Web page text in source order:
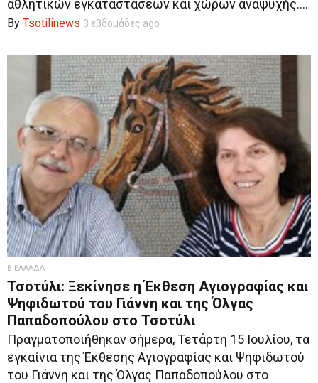
αθλητικών εγκαταστάσεων και χώρων αναψυχής....
By Tsotilinews 3 εβδομάδες ago
Β.ΕΛΛΑΔΑ
Τσοτύλι: Ξεκίνησε η Έκθεση Αγιογραφίας και
Ψηφιδωτού του Γιάννη και της Όλγας
Παπαδοπούλου στο Τσοτύλι
Πραγματοποιήθηκαν σήμερα, Τετάρτη 15 Ιουλίου, τα
εγκαίνια της Έκθεσης Αγιογραφίας και Ψηφιδωτού
του Γιάννη και της Όλγας Παπαδοπούλου στο